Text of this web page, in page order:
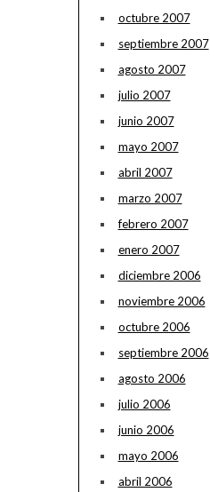
octubre 2007
septiembre 2007
agosto 2007
julio 2007
junio 2007
mayo 2007
abril 2007
marzo 2007
febrero 2007
enero 2007
diciembre 2006
noviembre 2006
octubre 2006
septiembre 2006
agosto 2006
julio 2006
junio 2006
mayo 2006
abril 2006